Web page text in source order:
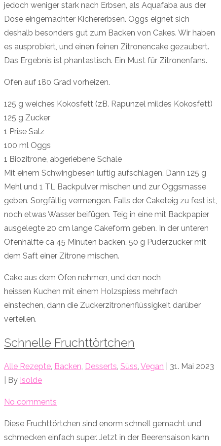
jedoch weniger stark nach Erbsen, als Aquafaba aus der
Dose eingemachter Kichererbsen. Oggs eignet sich
deshalb besonders gut zum Backen von Cakes. Wir haben
es ausprobiert, und einen feinen Zitronencake gezaubert.
Das Ergebnis ist phantastisch. Ein Must für Zitronenfans.
Ofen auf 180 Grad vorheizen.
125 g weiches Kokosfett (zB. Rapunzel mildes Kokosfett)
125 g Zucker
1 Prise Salz
100 ml Oggs
1 Biozitrone, abgeriebene Schale
Mit einem Schwingbesen luftig aufschlagen. Dann 125 g
Mehl und 1 TL Backpulver mischen und zur Oggsmasse
geben. Sorgfältig vermengen. Falls der Caketeig zu fest ist,
noch etwas Wasser beifügen. Teig in eine mit Backpapier
ausgelegte 20 cm lange Cakeform geben. In der unteren
Ofenhälfte ca 45 Minuten backen. 50 g Puderzucker mit
dem Saft einer Zitrone mischen.
Cake aus dem Ofen nehmen, und den noch
heissen Kuchen mit einem Holzspiess mehrfach
einstechen, dann die Zuckerzitronenflüssigkeit darüber
verteilen.
Schnelle Fruchttörtchen
Alle Rezepte, Backen, Desserts, Süss, Vegan | 31. Mai 2023
| By Isolde
No comments
Diese Fruchttörtchen sind enorm schnell gemacht und
schmecken einfach super. Jetzt in der Beerensaison kann